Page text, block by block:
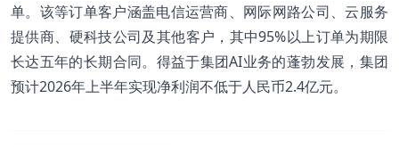
单。该等订单客户涵盖电信运营商、网际网路公司、云服务
提供商、硬科技公司及其他客户，其中95%以上订单为期限
长达五年的长期合同。得益于集团AI业务的蓬勃发展，集团
预计2026年上半年实现净利润不低于人民币2.4亿元。